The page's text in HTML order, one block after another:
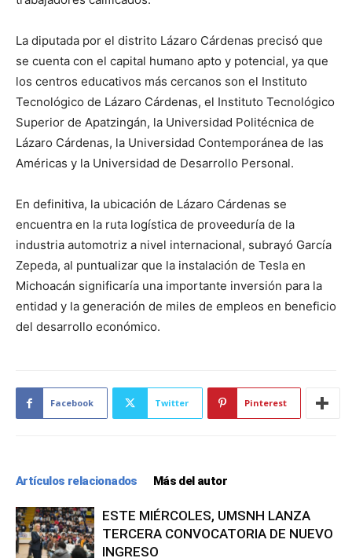
La diputada por el distrito Lázaro Cárdenas precisó que
se cuenta con el capital humano apto y potencial, ya que
los centros educativos más cercanos son el Instituto
Tecnológico de Lázaro Cárdenas, el Instituto Tecnológico
Superior de Apatzingán, la Universidad Politécnica de
Lázaro Cárdenas, la Universidad Contemporánea de las
Américas y la Universidad de Desarrollo Personal.
En definitiva, la ubicación de Lázaro Cárdenas se
encuentra en la ruta logística de proveeduría de la
industria automotriz a nivel internacional, subrayó García
Zepeda, al puntualizar que la instalación de Tesla en
Michoacán significaría una importante inversión para la
entidad y la generación de miles de empleos en beneficio
del desarrollo económico.
Facebook Twitter Pinterest
Artículos relacionados Más del autor
ESTE MIÉRCOLES, UMSNH LANZA
TERCERA CONVOCATORIA DE NUEVO
INGRESO